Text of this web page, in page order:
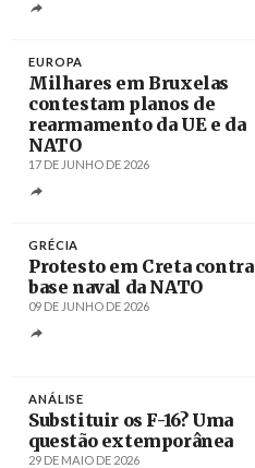
EUROPA
Milhares em Bruxelas
contestam planos de
rearmamento da UE e da
NATO
17 DE JUNHO DE 2026
GRÉCIA
Protesto em Creta contra
base naval da NATO
09 DE JUNHO DE 2026
ANÁLISE
Substituir os F-16? Uma
questão extemporânea
29 DE MAIO DE 2026